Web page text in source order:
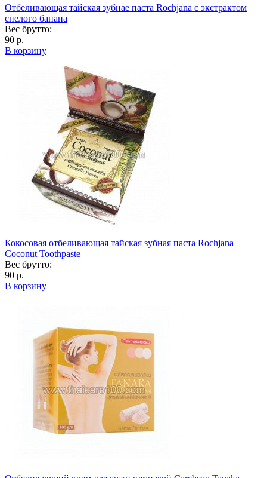
Отбеливающая тайская зубнае паста Rochjana с экстрактом
спелого банана
Вес брутто:
90 р.
В корзину
Кокосовая отбеливающая тайская зубная паста Rochjana
Coconut Toothpaste
Вес брутто:
90 р.
В корзину